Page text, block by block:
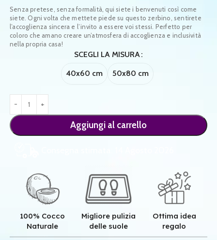
Senza pretese, senza formalità, qui siete i benvenuti così come
siete. Ogni volta che mettete piede su questo zerbino, sentirete
l’accoglienza sincera e l’invito a essere voi stessi. Perfetto per
coloro che amano creare un’atmosfera di accoglienza e inclusività
nella propria casa!
SCEGLI LA MISURA
40x60 cm 50x80 cm
Aggiungi al carrello
100% Cocco
Naturale
Migliore pulizia
delle suole
Ottima idea
regalo